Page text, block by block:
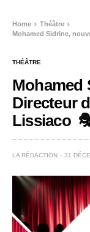
Home
Théâtre
Mohamed Sidrine,
THÉÂTRE
Mohamed
Directeur
Lissiaco
LA RÉDACTION 31